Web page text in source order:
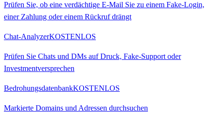
Prüfen Sie, ob eine verdächtige E-Mail Sie zu einem Fake-Login,
einer Zahlung oder einem Rückruf drängt
Chat-AnalyzerKOSTENLOS
Prüfen Sie Chats und DMs auf Druck, Fake-Support oder
Investmentversprechen
BedrohungsdatenbankKOSTENLOS
Markierte Domains und Adressen durchsuchen